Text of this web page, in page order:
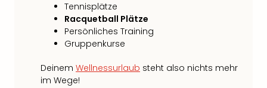
Tennisplätze
Racquetball Plätze
Persönliches Training
Gruppenkurse
Deinem Wellnessurlaub steht also nichts mehr
im Wege!